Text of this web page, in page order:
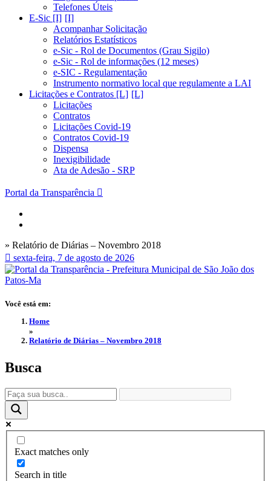
Telefones Úteis
E-Sic [I]
Acompanhar Solicitação
Relatórios Estatísticos
e-Sic - Rol de Documentos (Grau Sigilo)
e-Sic - Rol de informações (12 meses)
e-SIC - Regulamentação
Instrumento normativo local que regulamente a LAI
Licitações e Contratos [L]
Licitações
Contratos
Licitações Covid-19
Contratos Covid-19
Dispensa
Inexigibilidade
Ata de Adesão - SRP
Portal da Transparência
» Relatório de Diárias – Novembro 2018
sexta-feira, 7 de agosto de 2026
Você está em:
Home
»
Relatório de Diárias – Novembro 2018
Busca
Exact matches only
Search in title